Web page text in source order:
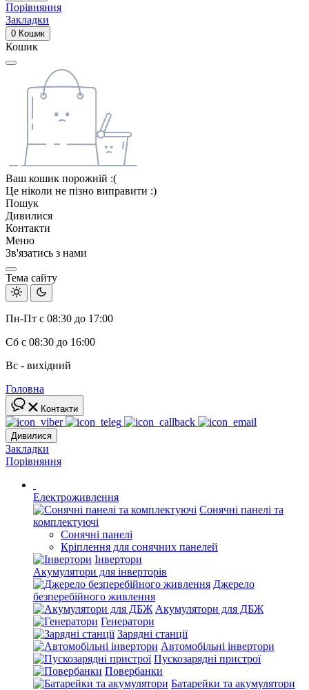
Порівняння
Закладки
0 Кошик
Кошик
Ваш кошик порожній :(
Це ніколи не пізно виправити :)
Пошук
Дивилися
Контакти
Меню
Зв'язатись з нами
Тема сайту
Пн-Пт с 08:30 до 17:00
Сб с 08:30 до 16:00
Вс - вихідний
Головна
Контакти
Дивилися
Закладки
Порівняння
Електроживлення
Сонячні панелі та
комплектуючі
Сонячні панелі
Кріплення для сонячних панелей
Інвертори
Акумулятори для інверторів
Джерело
безперебійного живлення
Акумулятори для ДБЖ
Генератори
Зарядні станції
Автомобільні інвертори
Пускозарядні пристрої
Повербанки
Батарейки та акумулятори